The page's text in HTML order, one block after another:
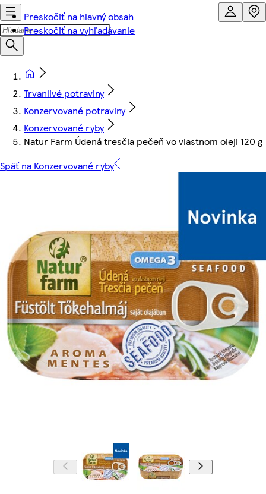
Preskočiť na hlavný obsah
Preskočiť na vyhľadávanie
Trvanlivé potraviny
Konzervované potraviny
Konzervované ryby
Natur Farm Údená tresčia pečeň vo vlastnom oleji 120 g
Späť na Konzervované ryby